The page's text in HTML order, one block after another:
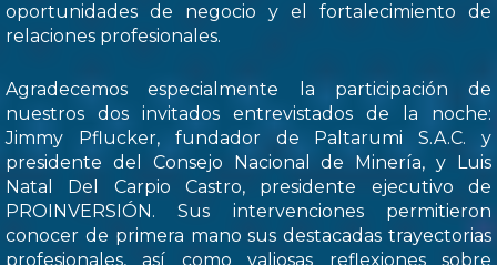
oportunidades de negocio y el fortalecimiento de
relaciones profesionales.
Agradecemos especialmente la participación de
nuestros dos invitados entrevistados de la noche:
Jimmy Pflucker, fundador de Paltarumi S.A.C. y
presidente del Consejo Nacional de Minería, y Luis
Natal Del Carpio Castro, presidente ejecutivo de
PROINVERSIÓN. Sus intervenciones permitieron
conocer de primera mano sus destacadas trayectorias
profesionales, así como valiosas reflexiones sobre